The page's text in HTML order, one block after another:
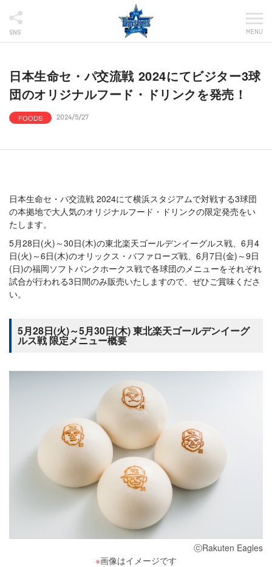
SNS MENU
日本生命セ・パ交流戦 2024にてビジター3球
団のオリジナルフード・ドリンクを発売！
FOODS 2024/5/27
日本生命セ・パ交流戦 2024にて横浜スタジアムで対戦する3球団
の本拠地で大人気のオリジナルフード・ドリンクの限定発売をい
たします。
5月28日(火)～30日(木)の東北楽天ゴールデンイーグルス戦、6月4
日(火)～6日(木)のオリックス・バファローズ戦、6月7日(金)～9日
(日)の福岡ソフトバンクホークス戦で各球団のメニューをそれぞれ
試合が行われる3日間のみ販売いたしますので、ぜひご賞味くださ
い。
5月28日(火)～5月30日(木) 東北楽天ゴールデンイーグ
ルス戦 限定メニュー概要
ⓒRakuten Eagles
※画像はイメージです